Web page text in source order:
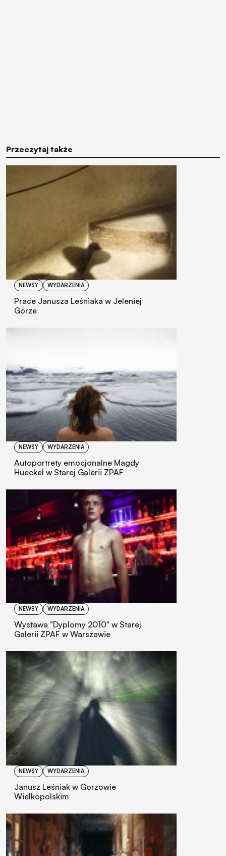
Przeczytaj także
NEWSY WYDARZENIA
Prace Janusza Leśniaka w Jeleniej
Górze
NEWSY WYDARZENIA
Autoportrety emocjonalne Magdy
Hueckel w Starej Galerii ZPAF
NEWSY WYDARZENIA
Wystawa "Dyplomy 2010" w Starej
Galerii ZPAF w Warszawie
NEWSY WYDARZENIA
Janusz Leśniak w Gorzowie
Wielkopolskim